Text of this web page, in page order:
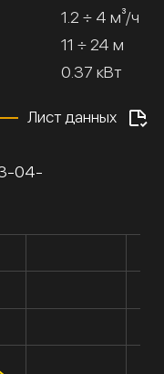
1.2 ÷ 4 м³/ч
11 ÷ 24 м
0.37 кВт
Лист данных
3-04-